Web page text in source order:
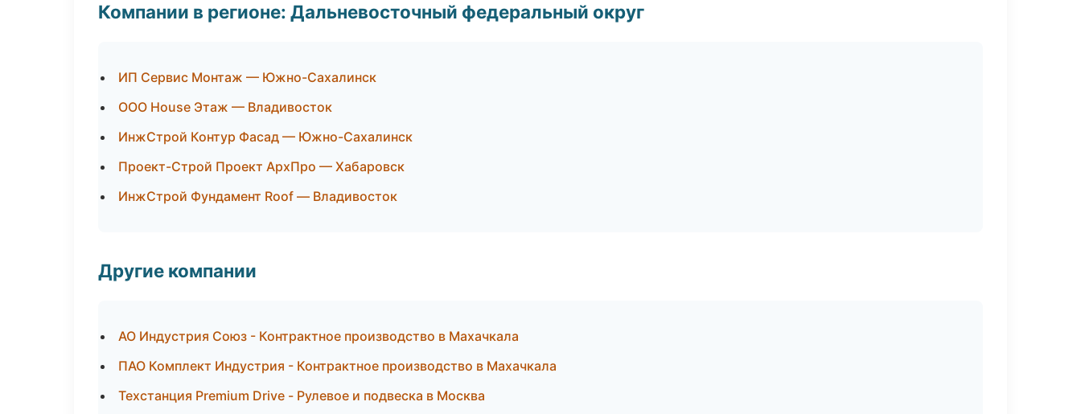
Компании в регионе: Дальневосточный федеральный округ
ИП Сервис Монтаж — Южно-Сахалинск
ООО House Этаж — Владивосток
ИнжСтрой Контур Фасад — Южно-Сахалинск
Проект-Строй Проект АрхПро — Хабаровск
ИнжСтрой Фундамент Roof — Владивосток
Другие компании
АО Индустрия Союз - Контрактное производство в Махачкала
ПАО Комплект Индустрия - Контрактное производство в Махачкала
Техстанция Premium Drive - Рулевое и подвеска в Москва